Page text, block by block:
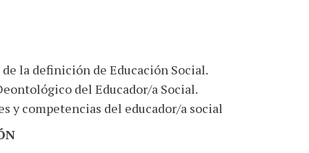
la definición de Educación Social.
del Educador/a Social.
y competencias del educador/a social